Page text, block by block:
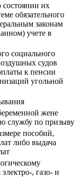
их
обязательного
законам
учете в
социального
судов
к пенсии
угольной
жене
службу по призыву
пособий,
либо выдача
, газо- и